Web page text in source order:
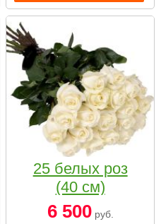
25 белых роз
(40 см)
6 500руб.